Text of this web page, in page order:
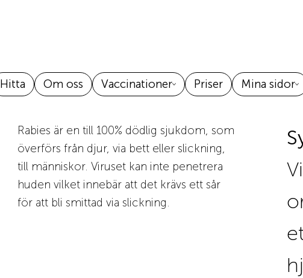
Hitta Om oss Vaccinationer Priser Mina sidor
Rabies är en till 100% dödlig sjukdom, som
överförs från djur, via bett eller slickning,
till människor. Viruset kan inte penetrera
huden vilket innebär att det krävs ett sår
för att bli smittad via slickning.